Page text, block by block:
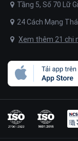
Tầng 5, Số 70 Lữ
24 Cách Mạng
Xem thêm 21 chi